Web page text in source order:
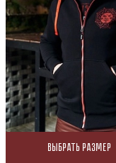
Выбрать размер